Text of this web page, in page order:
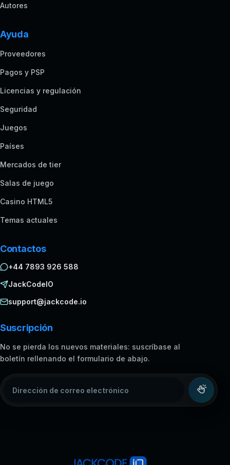
Autores
Ayuda
Proveedores
Pagos y PSP
Licencias y regulación
Seguridad
Juegos
Países
Mercados de tier
Salas de juego
Casino HTML5
Temas actuales
Contactos
+44 7893 926 588
JackCodeIO
support@jackcode.io
Suscripción
No se pierda los nuevos materiales: suscríbase al
boletín rellenando el formulario de abajo.